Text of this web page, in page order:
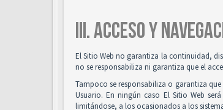
III. ACCESO Y
El Sitio Web no garantiza la continuidad,
no se responsabiliza ni garantiza que el
Tampoco se responsabiliza o garantiza
Usuario. En ningún caso El Sitio Web
limitándose, a los ocasionados a los